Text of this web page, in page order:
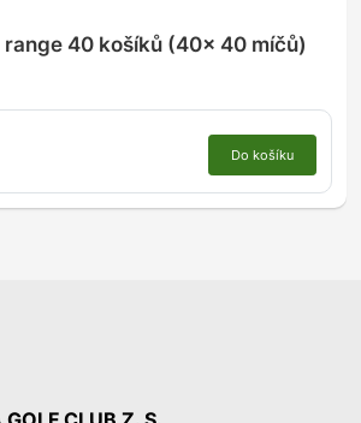
40 košíků (40x 40 míčů)
Do košíku